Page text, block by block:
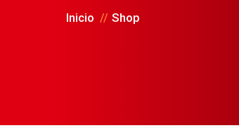
Inicio Shop